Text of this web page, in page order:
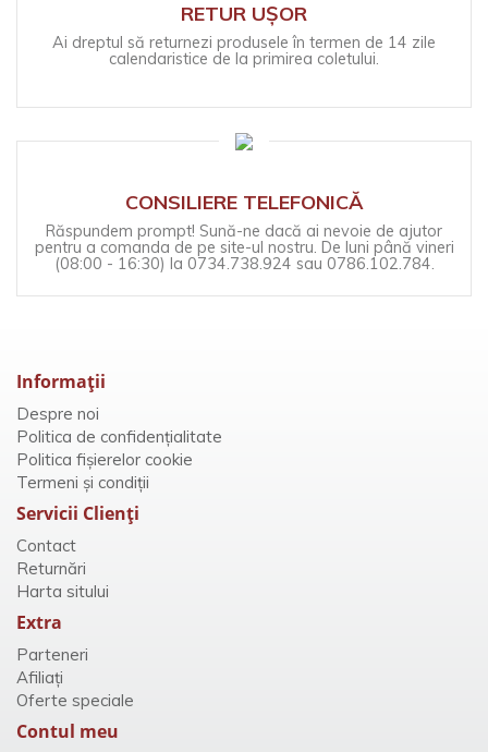
RETUR UȘOR
Ai dreptul să returnezi produsele în termen de 14 zile
calendaristice de la primirea coletului.
CONSILIERE TELEFONICĂ
Răspundem prompt! Sună-ne dacă ai nevoie de ajutor
pentru a comanda de pe site-ul nostru. De luni până vineri
(08:00 - 16:30) la 0734.738.924 sau 0786.102.784.
Informaţii
Despre noi
Politica de confidențialitate
Politica fișierelor cookie
Termeni și condiții
Servicii Clienţi
Contact
Returnări
Harta sitului
Extra
Parteneri
Afiliaţi
Oferte speciale
Contul meu